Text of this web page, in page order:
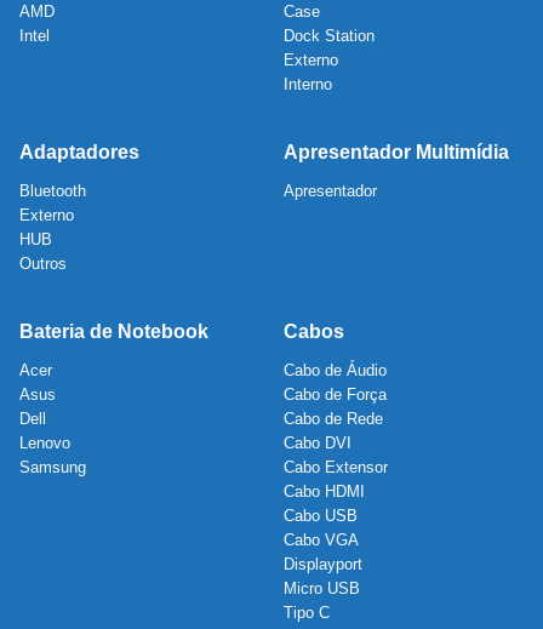
AMD
Intel
Case
Dock Station
Externo
Interno
Adaptadores
Bluetooth
Externo
HUB
Outros
Apresentador Multimídia
Apresentador
Bateria de Notebook
Acer
Asus
Dell
Lenovo
Samsung
Cabos
Cabo de Áudio
Cabo de Força
Cabo de Rede
Cabo DVI
Cabo Extensor
Cabo HDMI
Cabo USB
Cabo VGA
Displayport
Micro USB
Tipo C